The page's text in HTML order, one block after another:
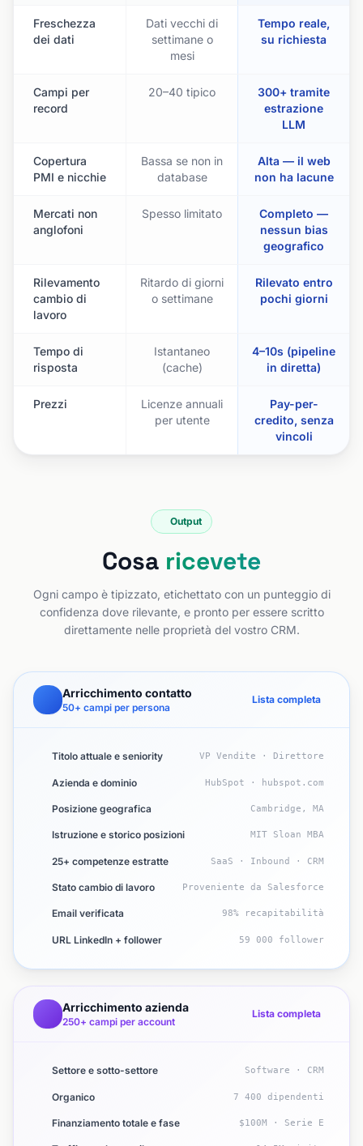
Freschezza
dei dati
Dati vecchi di
settimane o
mesi
Tempo reale,
su richiesta
Campi per
record
20–40 tipico
300+ tramite
estrazione
LLM
Copertura
PMI e nicchie
Bassa se non in
database
Alta — il web
non ha lacune
Mercati non
anglofoni
Spesso limitato
Completo —
nessun bias
geografico
Rilevamento
cambio di
lavoro
Ritardo di giorni
o settimane
Rilevato entro
pochi giorni
Tempo di
risposta
Istantaneo
(cache)
4–10s (pipeline
in diretta)
Prezzi
Licenze annuali
per utente
Pay-per-
credito, senza
vincoli
Output
Cosa ricevete
Ogni campo è tipizzato, etichettato con un punteggio di
confidenza dove rilevante, e pronto per essere scritto
direttamente nelle proprietà del vostro CRM.
Arricchimento contatto
50+ campi per persona
Lista completa
Titolo attuale e seniority VP Vendite · Direttore
Azienda e dominio HubSpot · hubspot.com
Posizione geografica Cambridge, MA
Istruzione e storico posizioni MIT Sloan MBA
25+ competenze estratte SaaS · Inbound · CRM
Stato cambio di lavoro Proveniente da Salesforce
Email verificata 98% recapitabilità
URL LinkedIn + follower 59 000 follower
Arricchimento azienda
250+ campi per account
Lista completa
Settore e sotto-settore Software · CRM
Organico 7 400 dipendenti
Finanziamento totale e fase $100M · Serie E